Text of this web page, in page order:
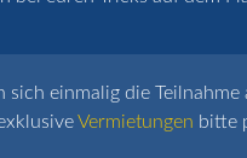
einmalig die
Vermietungen bitte